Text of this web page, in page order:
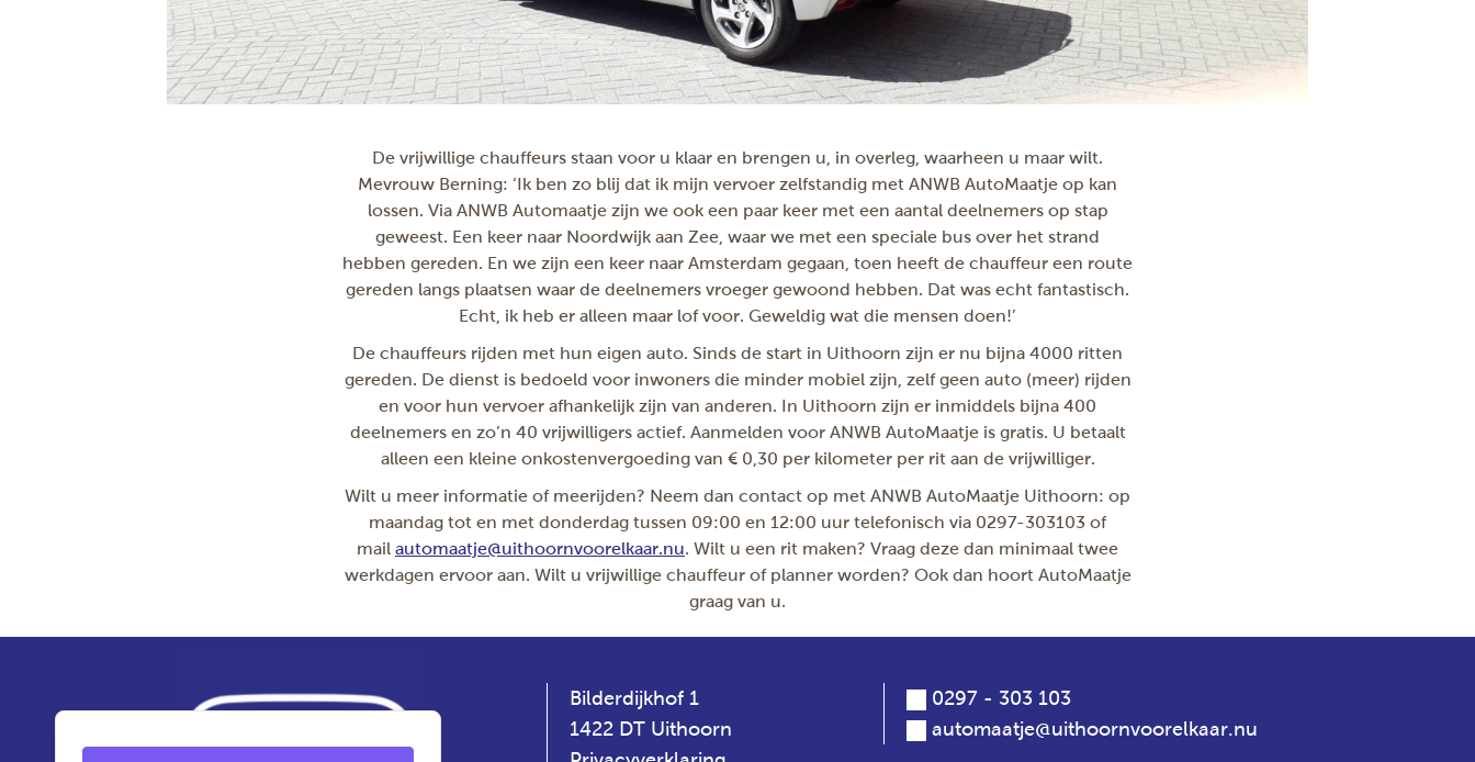
De vrijwillige chauffeurs staan voor u klaar en brengen u, in overleg, waarheen u maar wilt.
Mevrouw Berning: ‘Ik ben zo blij dat ik mijn vervoer zelfstandig met ANWB AutoMaatje op kan
lossen. Via ANWB Automaatje zijn we ook een paar keer met een aantal deelnemers op stap
geweest. Een keer naar Noordwijk aan Zee, waar we met een speciale bus over het strand
hebben gereden. En we zijn een keer naar Amsterdam gegaan, toen heeft de chauffeur een route
gereden langs plaatsen waar de deelnemers vroeger gewoond hebben. Dat was echt fantastisch.
Echt, ik heb er alleen maar lof voor. Geweldig wat die mensen doen!’
De chauffeurs rijden met hun eigen auto. Sinds de start in Uithoorn zijn er nu bijna 4000 ritten
gereden. De dienst is bedoeld voor inwoners die minder mobiel zijn, zelf geen auto (meer) rijden
en voor hun vervoer afhankelijk zijn van anderen. In Uithoorn zijn er inmiddels bijna 400
deelnemers en zo’n 40 vrijwilligers actief. Aanmelden voor ANWB AutoMaatje is gratis. U betaalt
alleen een kleine onkostenvergoeding van € 0,30 per kilometer per rit aan de vrijwilliger.
Wilt u meer informatie of meerijden? Neem dan contact op met ANWB AutoMaatje Uithoorn: op
maandag tot en met donderdag tussen 09:00 en 12:00 uur telefonisch via 0297-303103 of
mail automaatje@uithoornvoorelkaar.nu. Wilt u een rit maken? Vraag deze dan minimaal twee
werkdagen ervoor aan. Wilt u vrijwillige chauffeur of planner worden? Ook dan hoort AutoMaatje
graag van u.
Bilderdijkhof 1
1422 DT Uithoorn
0297 - 303 103
automaatje@uithoornvoorelkaar.nu